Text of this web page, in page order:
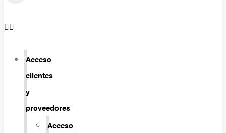
Acceso
clientes
y
proveedores
Acceso